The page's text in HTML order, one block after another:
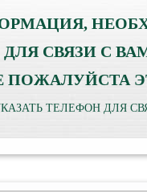
СВЯЗИ С
ПОЖАЛУЙСТА
ТЕЛЕФОН ДЛЯ